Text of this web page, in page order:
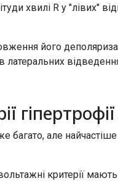
хвилі R у "лівих"
його
латеральних
багато, але
критерії